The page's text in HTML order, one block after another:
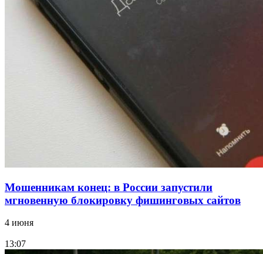
Сладкий праздник в Волгограде: в Центральном
парке прошёл фестиваль „Арбузный переполох“
Волгоградские компании нарастили экспорт:
заключены контракты на 3,6 млн долларов
Мошенникам конец: в России запустили
мгновенную блокировку фишинговых сайтов
4 июня
13:07